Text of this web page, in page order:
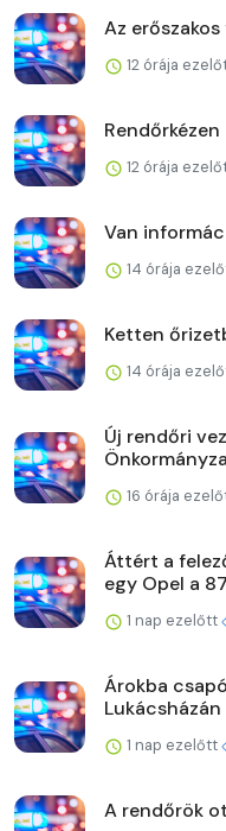
Az
12 órája
12 órája
Van
14 órája
Ketten
14 órája
Új rendőri
16 órája
Áttért a
egy Opel a
1 nap ezelőtt
Árokba
1 nap ezelőtt
A rendőrök